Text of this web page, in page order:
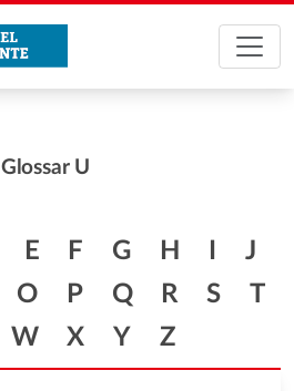
Glossar U
E F G H
J
O P Q R S
T
W X Y Z